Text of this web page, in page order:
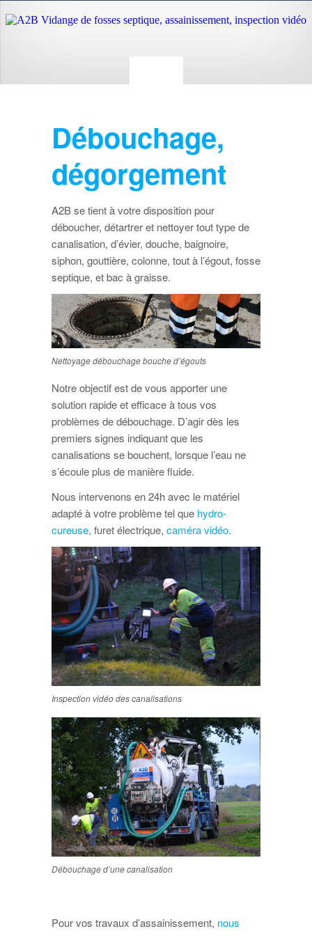
Débouchage,
dégorgement
A2B se tient à votre disposition pour
déboucher, détartrer et nettoyer tout type de
canalisation, d’évier, douche, baignoire,
siphon, gouttière, colonne, tout à l’égout, fosse
septique, et bac à graisse.
Nettoyage débouchage bouche d’égouts
Notre objectif est de vous apporter une
solution rapide et efficace à tous vos
problèmes de débouchage. D’agir dès les
premiers signes indiquant que les
canalisations se bouchent, lorsque l’eau ne
s’écoule plus de manière fluide.
Nous intervenons en 24h avec le matériel
adapté à votre problème tel que hydro-
cureuse, furet électrique, caméra vidéo.
Inspection vidéo des canalisations
Débouchage d’une canalisation
Pour vos travaux d’assainissement, nous